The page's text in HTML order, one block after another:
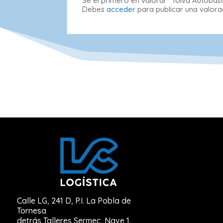
Debesacceder para publicar una
Calle LG, 241 D, P.I. La Pobla de
Tornesa
detrás Talleres Sermec, Nave 1.